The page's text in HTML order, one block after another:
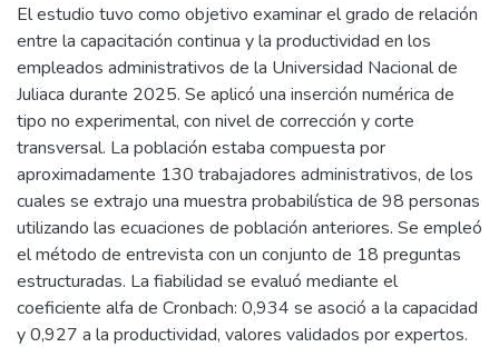
El estudio tuvo como objetivo examinar el grado de relación
entre la capacitación continua y la productividad en los
empleados administrativos de la Universidad Nacional de
Juliaca durante 2025. Se aplicó una inserción numérica de
tipo no experimental, con nivel de corrección y corte
transversal. La población estaba compuesta por
aproximadamente 130 trabajadores administrativos, de los
cuales se extrajo una muestra probabilística de 98 personas
utilizando las ecuaciones de población anteriores. Se empleó
el método de entrevista con un conjunto de 18 preguntas
estructuradas. La fiabilidad se evaluó mediante el
coeficiente alfa de Cronbach: 0,934 se asoció a la capacidad
y 0,927 a la productividad, valores validados por expertos.